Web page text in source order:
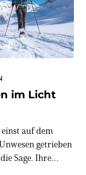
im Licht
auf dem
getrieben
Sage. Ihre